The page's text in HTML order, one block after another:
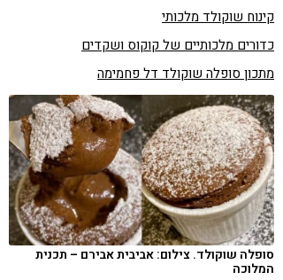
קינוח שוקולד מלכותי
כדורים מלכותיים של קוקוס ושקדים
מתכון סופלה שוקולד דל פחמימה
סופלה שוקולד. צילום: אביבית אבירם – תכנית
המלוכה